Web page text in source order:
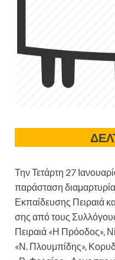
Την Τετάρτη 27
παράσταση
Εκπαίδευσης Πειραιά
σης από τους
Πειραιά «Η Πρόοδος»,
«Ν. Πλουμπίδης»,